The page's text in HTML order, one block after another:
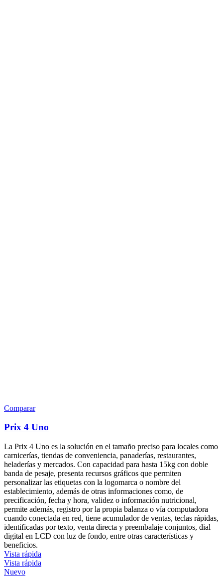
Comparar
Prix 4 Uno
La Prix 4 Uno es la solución en el tamaño preciso para locales como
carnicerías, tiendas de conveniencia, panaderías, restaurantes,
heladerías y mercados. Con capacidad para hasta 15kg con doble
banda de pesaje, presenta recursos gráficos que permiten
personalizar las etiquetas con la logomarca o nombre del
establecimiento, además de otras informaciones como, de
precificación, fecha y hora, validez o información nutricional,
permite además, registro por la propia balanza o vía computadora
cuando conectada en red, tiene acumulador de ventas, teclas rápidas,
identificadas por texto, venta directa y preembalaje conjuntos, dial
digital en LCD con luz de fondo, entre otras características y
beneficios.
Vista rápida
Vista rápida
Nuevo